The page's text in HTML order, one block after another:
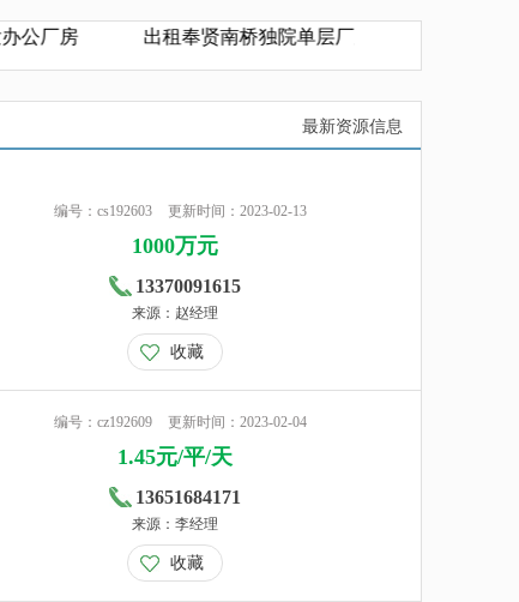
出租奉贤南桥独院单层厂房1200平方单价0.45元
最新资源信息
编号：cs192603 更新时间：2023-02-13
1000万元
13370091615
来源：赵经理
收藏
编号：cz192609 更新时间：2023-02-04
1.45元/平/天
13651684171
来源：李经理
收藏